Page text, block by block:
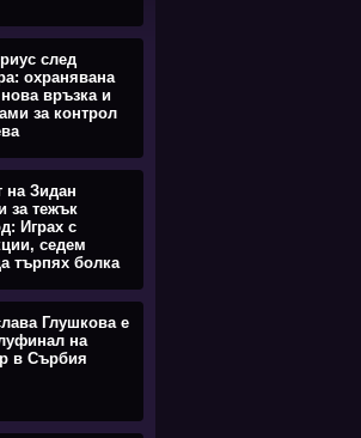
след
охранявана
връзка и
за контрол
на Зидан
за тежък
Играх с
седем
търпях болка
Глушкова е
на
в Сърбия